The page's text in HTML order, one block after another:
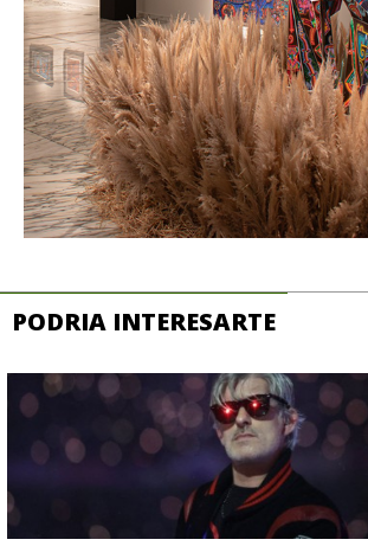
PODRIA INTERESARTE